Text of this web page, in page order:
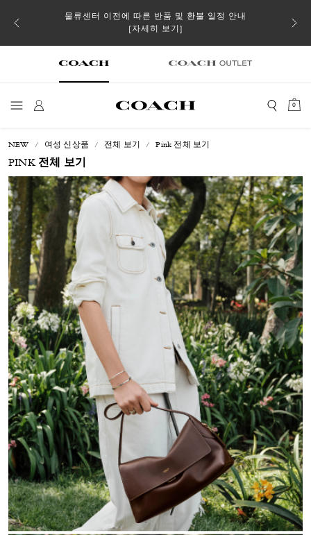
스트
물류센터 이전에 따른 반품 및 환불 일정 안내
[자세히 보기]
일부
0
NEW 여성 신상품 전체 보기 Pink 전체 보기
PINK 전체 보기